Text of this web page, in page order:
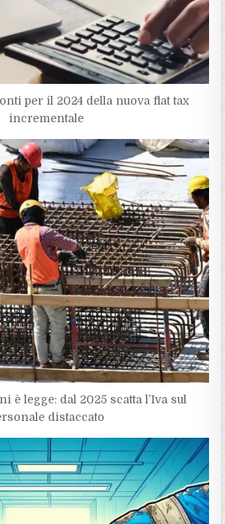
per il 2024 della nuova flat tax
incrementale
è legge: dal 2025 scatta l’Iva sul
distaccato